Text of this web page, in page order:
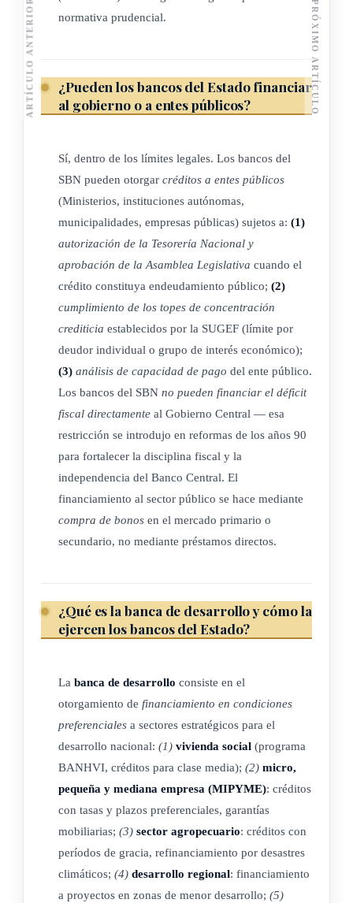
Costa Rica Nº 7558 de 3 de noviembre de 1995)
CAPÍTULO II
ARTÍCULO 8º
El capital de cada uno de los bancos comerciales del Estado,
incluído el de sus departamentos creados por ley, podrá
incrementarse por ley o por capitalización de utilidades. En
este último caso, se requirá la aprobación de la Junta
Directiva del Banco Central de Costa Rica, previo dictámen
de la Superintendencia General de Entidades Financieras (*).
Los bancos comerciales de Estado podrán revaluar sus
activos para efectos de capitalización, previa aprobación de la
Junta Directiva del Banco Central basada en dictamen
favorable de la Superintendencia General de Entidades
Finacieras (*). Para todos los efectos legales, la capitalización
se tendrá por realizada con el asiento contable en el que se
ARTÍCULO 9º
Con la parte de las utilidades netas que esta ley destina al
efecto, cada banco formará su Reserva Legal.
ARTÍCULO 11
ARTÍCULO 12
normativa prudencial.
¿Pueden los bancos del Estado financiar
al gobierno o a entes públicos?
Sí, dentro de los límites legales. Los bancos del
SBN pueden otorgar créditos a entes públicos
(Ministerios, instituciones autónomas,
municipalidades, empresas públicas) sujetos a: (1)
autorización de la Tesorería Nacional y
aprobación de la Asamblea Legislativa cuando el
crédito constituya endeudamiento público; (2)
cumplimiento de los topes de concentración
crediticia establecidos por la SUGEF (límite por
deudor individual o grupo de interés económico);
(3) análisis de capacidad de pago del ente público.
Los bancos del SBN no pueden financiar el déficit
fiscal directamente al Gobierno Central — esa
restricción se introdujo en reformas de los años 90
para fortalecer la disciplina fiscal y la
independencia del Banco Central. El
financiamiento al sector público se hace mediante
compra de bonos en el mercado primario o
secundario, no mediante préstamos directos.
¿Qué es la banca de desarrollo y cómo la
ejercen los bancos del Estado?
La banca de desarrollo consiste en el
otorgamiento de financiamiento en condiciones
preferenciales a sectores estratégicos para el
desarrollo nacional: (1) vivienda social (programa
BANHVI, créditos para clase media); (2) micro,
pequeña y mediana empresa (MIPYME): créditos
con tasas y plazos preferenciales, garantías
mobiliarias; (3) sector agropecuario: créditos con
períodos de gracia, refinanciamiento por desastres
climáticos; (4) desarrollo regional: financiamiento
a proyectos en zonas de menor desarrollo; (5)
ARTÍCULO ANTERIOR PRÓXIMO ARTÍCULO